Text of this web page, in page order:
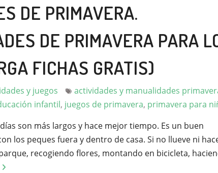
DE PRIMAVERA.
DE PRIMAVERA PARA
FICHAS GRATIS)
y juegos actividades y manualidades
infantil, juegos de primavera, primavera para
son más largos y hace mejor tiempo. Es un buen
los peques fuera y dentro de casa. Si no llueve ni
recogiendo flores, montando en bicicleta,